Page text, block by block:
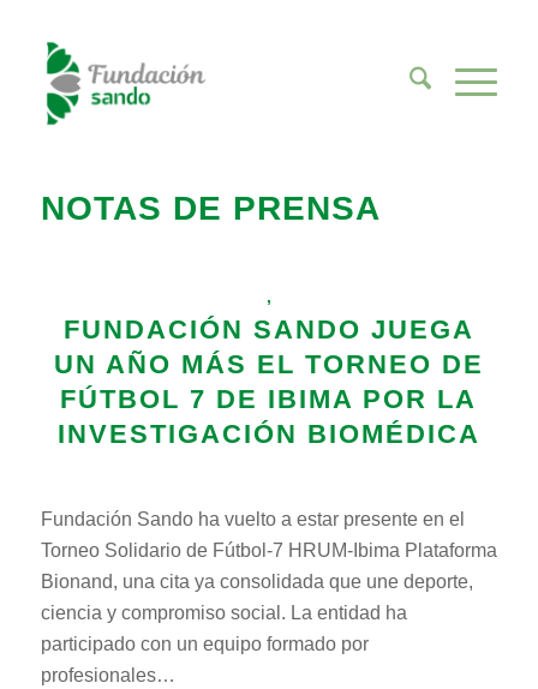
NOTAS DE PRENSA
,
FUNDACIÓN SANDO JUEGA
UN AÑO MÁS EL TORNEO DE
FÚTBOL 7 DE IBIMA POR LA
INVESTIGACIÓN BIOMÉDICA
Fundación Sando ha vuelto a estar presente en el
Torneo Solidario de Fútbol‑7 HRUM-Ibima Plataforma
Bionand, una cita ya consolidada que une deporte,
ciencia y compromiso social. La entidad ha
participado con un equipo formado por
profesionales…